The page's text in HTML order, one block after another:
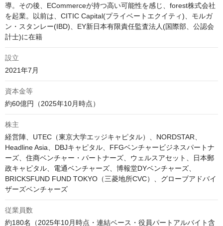
導。その後、ECommerceが持つ高い可能性を感じ、forest株式会社
を起業。以前は、CITIC Capital(プライベートエクイティ)、モルガ
ン・スタンレー(IBD)、EY新日本有限責任監査法人(国際部、公認会
計士)に在籍
設立
2021年7月
資本金等
約60億円（2025年10月時点）
株主
経営陣、UTEC（東京大学エッジキャピタル）、NORDSTAR、
Headline Asia、DBJキャピタル、FFGベンチャービジネスパートナ
ーズ、住商ベンチャー・パートナーズ、ウェルスアセット、日本郵
政キャピタル、電通ベンチャーズ、博報堂DYベンチャーズ、
BRICKSFUND FUND TOKYO（三菱地所CVC）、グローブアドバイ
従業員数
約180名（2025年10月時点・連結ベース・役員パートアルバイト含